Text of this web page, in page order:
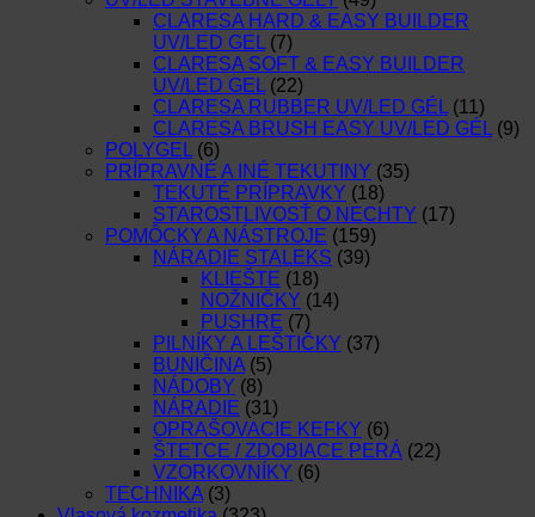
CLARESA HARD & EASY BUILDER
UV/LED GEL (7)
CLARESA SOFT & EASY BUILDER
UV/LED GEL (22)
CLARESA RUBBER UV/LED GÉL (11)
CLARESA BRUSH EASY UV/LED GÉL (9)
POLYGEL (6)
PRÍPRAVNÉ A INÉ TEKUTINY (35)
TEKUTÉ PRÍPRAVKY (18)
STAROSTLIVOSŤ O NECHTY (17)
POMÔCKY A NÁSTROJE (159)
NÁRADIE STALEKS (39)
KLIEŠTE (18)
NOŽNIČKY (14)
PUSHRE (7)
PILNÍKY A LEŠTIČKY (37)
BUNIČINA (5)
NÁDOBY (8)
NÁRADIE (31)
OPRAŠOVACIE KEFKY (6)
ŠTETCE / ZDOBIACE PERÁ (22)
VZORKOVNÍKY (6)
TECHNIKA (3)